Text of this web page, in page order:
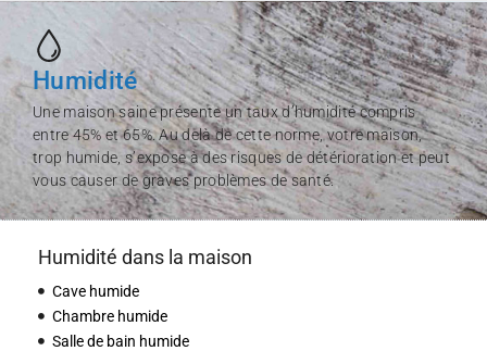
Humidité
Une maison saine présente un taux d’humidité compris
entre 45% et 65%. Au delà de cette norme, votre maison,
trop humide, s’expose à des risques de détérioration et peut
vous causer de graves problèmes de santé.
Humidité dans la maison
Cave humide
Chambre humide
Salle de bain humide